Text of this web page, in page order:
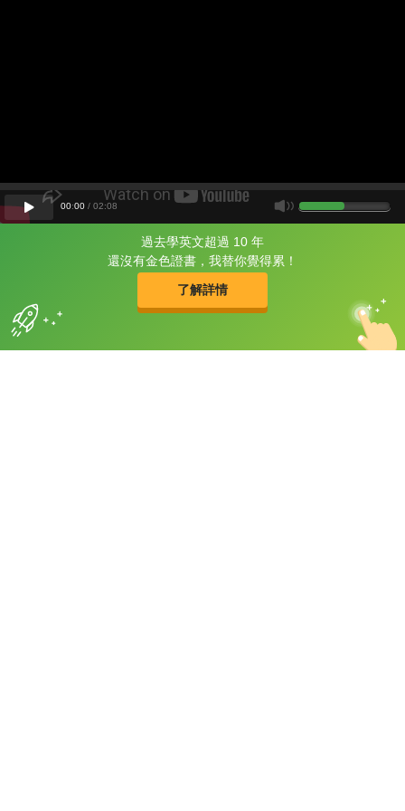
過去學英文超過 10 年
還沒有金色證書，我替你覺得累！
了解詳情
片尾有
攻其不背
的品牌故事
00:00 / 02:08